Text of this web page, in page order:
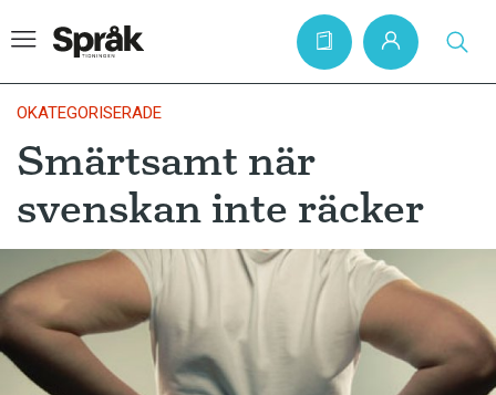
Hem
Artiklar
Krönikor
Språkfrågor
Skrivtips
Bokrecensioner
OKATEGORISERADE
Smärtsamt när
svenskan inte räcker